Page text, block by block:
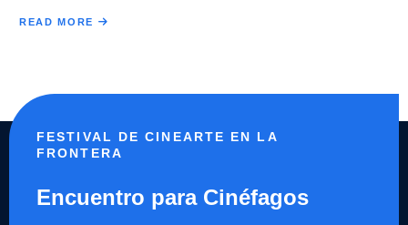
READ MORE
ABOUT
SUEÑOS
DE
KUROSAWA
UNAFESTIVAL DE CINEARTE EN LA
FRONTERA
Encuentro para Cinéfagos